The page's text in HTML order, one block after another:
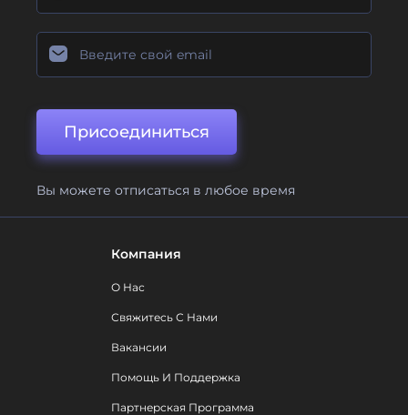
Присоединиться
Вы можете отписаться в любое время
Компания
О Нас
Свяжитесь С Нами
Вакансии
Помощь И Поддержка
Партнерская Программа